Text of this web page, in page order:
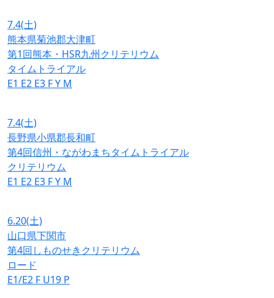
7.4(土)
熊本県菊池郡大津町
第1回熊本・HSR九州クリテリウム
タイムトライアル
E1 E2 E3 FY M
7.4(土)
長野県小県郡長和町
第4回信州・ながわまちタイムトライアル
クリテリウム
E1 E2 E3 FY M
6.20(土)
山口県下関市
第4回しものせきクリテリウム
ロード
E1/E2 F U19 P